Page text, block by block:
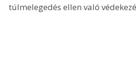
túlmelegedés ellen való